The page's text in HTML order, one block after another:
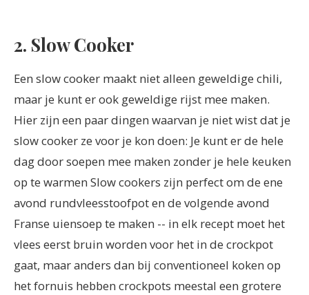
2. Slow Cooker
Een slow cooker maakt niet alleen geweldige chili,
maar je kunt er ook geweldige rijst mee maken.
Hier zijn een paar dingen waarvan je niet wist dat je
slow cooker ze voor je kon doen: Je kunt er de hele
dag door soepen mee maken zonder je hele keuken
op te warmen Slow cookers zijn perfect om de ene
avond rundvleesstoofpot en de volgende avond
Franse uiensoep te maken -- in elk recept moet het
vlees eerst bruin worden voor het in de crockpot
gaat, maar anders dan bij conventioneel koken op
het fornuis hebben crockpots meestal een grotere